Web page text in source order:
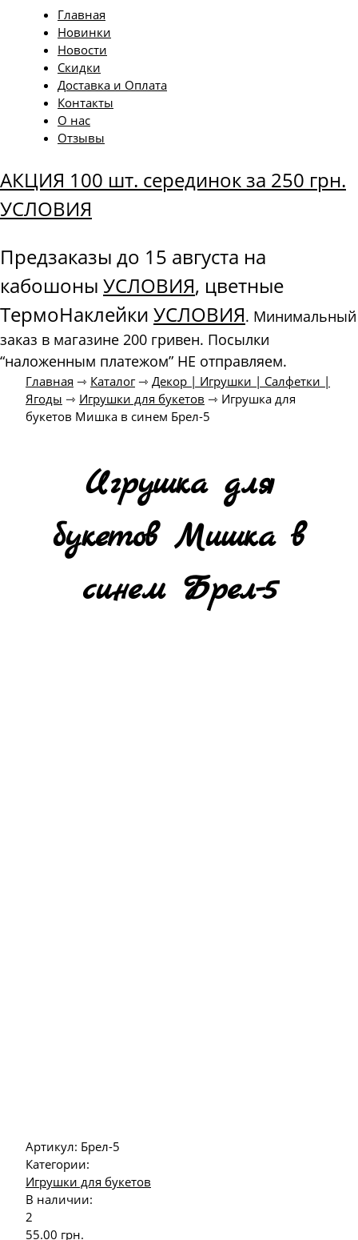
Главная
Новинки
Новости
Скидки
Доставка и Оплата
Контакты
О нас
Отзывы
АКЦИЯ 100 шт. серединок за 250 грн.
УСЛОВИЯ
Предзаказы до 15 августа на
кабошоны УСЛОВИЯ, цветные
ТермоНаклейки УСЛОВИЯ. Минимальный
заказ в магазине 200 гривен. Посылки
“наложенным платежом” НЕ отправляем.
Главная ⇾ Каталог⇾ Декор | Игрушки | Салфетки |
Ягоды ⇾ Игрушки для букетов ⇾ Игрушка для
букетов Мишка в синем Брел-5
Игрушка для
букетов Мишка в
синем Брел-5
Артикул: Брел-5
Категории:
Игрушки для букетов
В наличии:
2
55.00 грн.